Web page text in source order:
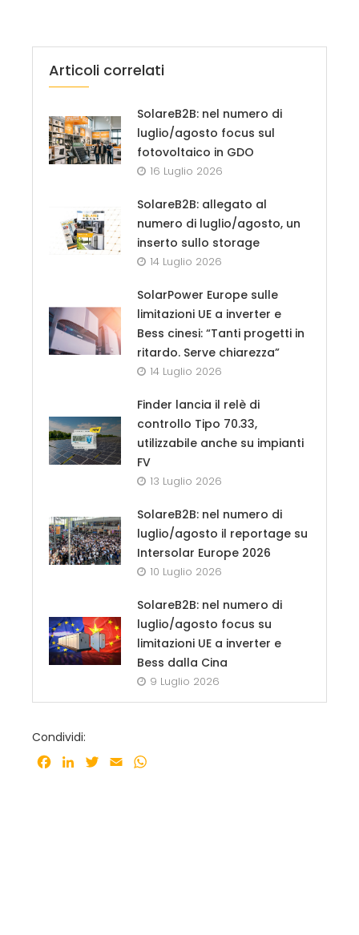
Articoli correlati
SolareB2B: nel numero di
luglio/agosto focus sul
fotovoltaico in GDO
16 Luglio 2026
SolareB2B: allegato al
numero di luglio/agosto, un
inserto sullo storage
14 Luglio 2026
SolarPower Europe sulle
limitazioni UE a inverter e
Bess cinesi: “Tanti progetti in
ritardo. Serve chiarezza”
14 Luglio 2026
Finder lancia il relè di
controllo Tipo 70.33,
utilizzabile anche su impianti
FV
13 Luglio 2026
SolareB2B: nel numero di
luglio/agosto il reportage su
Intersolar Europe 2026
10 Luglio 2026
SolareB2B: nel numero di
luglio/agosto focus su
limitazioni UE a inverter e
Bess dalla Cina
9 Luglio 2026
Condividi:
Facebook
LinkedInTwitter
Email